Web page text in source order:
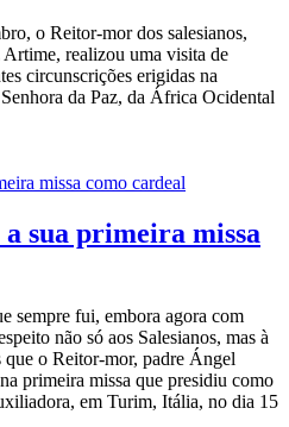
o Reitor-mor dos salesianos,
realizou uma visita de
circunscrições erigidas na
da Paz, da África Ocidental
sua primeira missa
sempre fui, embora agora com
não só aos Salesianos, mas à
que o Reitor-mor, padre Ángel
primeira missa que presidiu como
em Turim, Itália, no dia 15